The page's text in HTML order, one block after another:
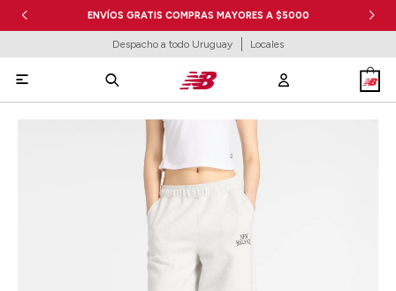
ENVÍOS GRATIS COMPRAS MAYORES A $5000
Despacho a todo Uruguay Locales
